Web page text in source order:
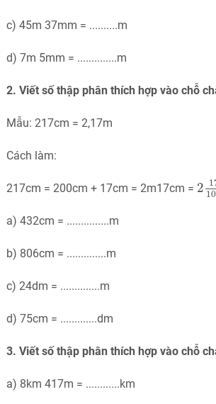
c) 45m 37mm = ..........m
d) 7m 5mm = ..............m
2. Viết số thập phân thích hợp vào chỗ
Mẫu: 217cm = 2,17m
Cách làm:
217cm = 200cm + 17cm = 2m17cm = 2
2
a) 432cm = ...............m
b) 806cm = ..............m
c) 24dm = ..............m
d) 75cm = .............dm
3. Viết số thập phân thích hợp vào chỗ
a) 8km 417m = ............km